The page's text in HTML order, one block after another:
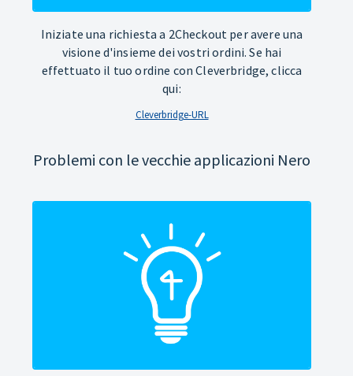
Iniziate una richiesta a 2Checkout per avere una
visione d'insieme dei vostri ordini. Se hai
effettuato il tuo ordine con Cleverbridge, clicca
qui:
Cleverbridge-URL
Problemi con le vecchie applicazioni Nero